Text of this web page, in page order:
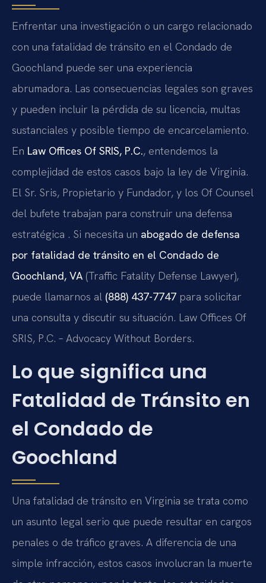
Enfrentar una investigación o un cargo relacionado
con una fatalidad de tránsito en el Condado de
Goochland puede ser una experiencia
abrumadora. Las consecuencias legales son graves
y pueden incluir la pérdida de su licencia, multas
sustanciales y posible tiempo de encarcelamiento.
En Law Offices Of SRIS, P.C., entendemos la
complejidad de estos casos bajo la ley de Virginia.
El Sr. Sris, Propietario y Fundador, y los Of Counsel
del bufete trabajan para construir una defensa
estratégica . Si necesita un abogado de defensa
por fatalidad de tránsito en el Condado de
Goochland, VA (Traffic Fatality Defense Lawyer),
puede llamarnos al (888) 437-7747 para solicitar
una consulta y discutir su situación. Law Offices Of
SRIS, P.C. – Advocacy Without Borders.
Lo que significa una
Fatalidad de Tránsito en
el Condado de
Goochland
Una fatalidad de tránsito en Virginia se trata como
un asunto legal serio que puede resultar en cargos
penales o de tráfico graves. A diferencia de una
simple infracción, estos casos involucran la muerte